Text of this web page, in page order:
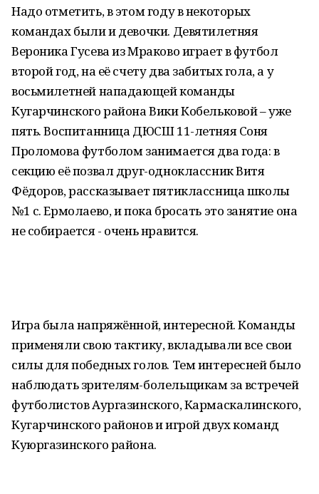
Надо отметить, в этом году в некоторых
командах были и девочки. Девятилетняя
Вероника Гусева из Мраково играет в футбол
второй год, на её счету два забитых гола, а у
восьмилетней нападающей команды
Кугарчинского района Вики Кобельковой – уже
пять. Воспитанница ДЮСШ 11-летняя Соня
Проломова футболом занимается два года: в
секцию её позвал друг-одноклассник Витя
Фёдоров, рассказывает пятиклассница школы
№1 с. Ермолаево, и пока бросать это занятие она
не собирается - очень нравится.
Игра была напряжённой, интересной. Команды
применяли свою тактику, вкладывали все свои
силы для победных голов. Тем интересней было
наблюдать зрителям-болельщикам за встречей
футболистов Аургазинского, Кармаскалинского,
Кугарчинского районов и игрой двух команд
Куюргазинского района.